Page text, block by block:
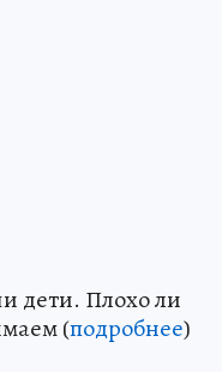
дети. Плохо ли
(подробнее)